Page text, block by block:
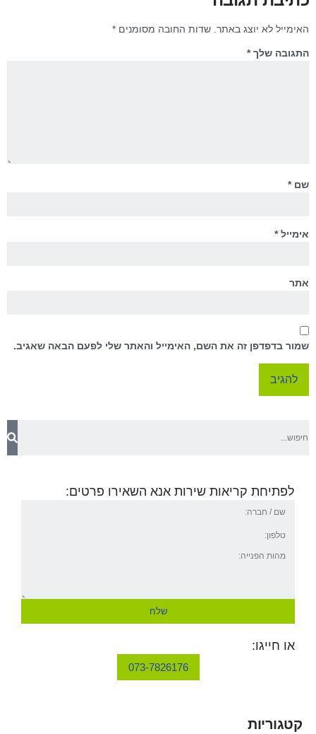
האימייל לא יוצג באתר. שדות החובה מסומנים *
התגובה שלך*
שם*
אימייל*
אתר
שמור בדפדפן זה את השם, האימייל והאתר שלי לפעם הבאה שאגיב.
לפתיחת קריאות שירות אנא השאירו פרטים:
שלח
או חייגו:
073-7826176
קטגוריות